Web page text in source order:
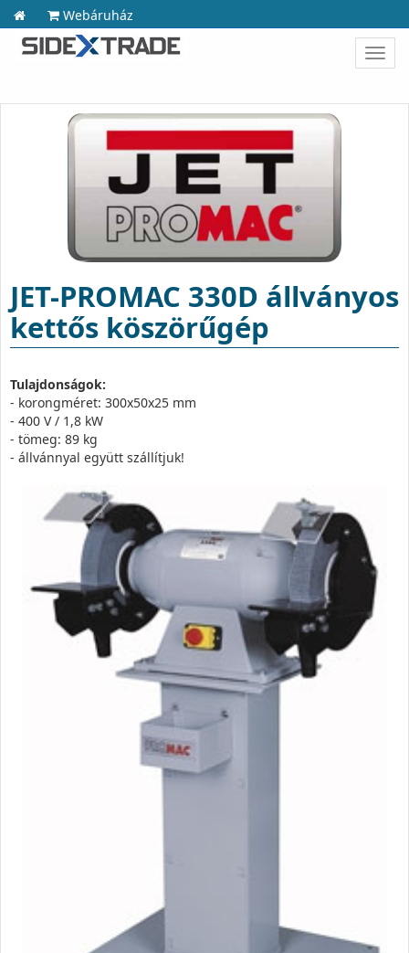
Webáruház
JET-PROMAC 330D állványos
kettős köszörűgép
Tulajdonságok:
- korongméret: 300x50x25 mm
- 400 V / 1,8 kW
- tömeg: 89 kg
- állvánnyal együtt szállítjuk!